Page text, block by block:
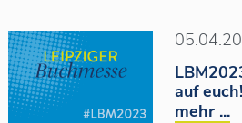
auf euch!
mehr ...